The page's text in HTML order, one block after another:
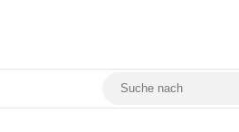
YouTubeMastodon